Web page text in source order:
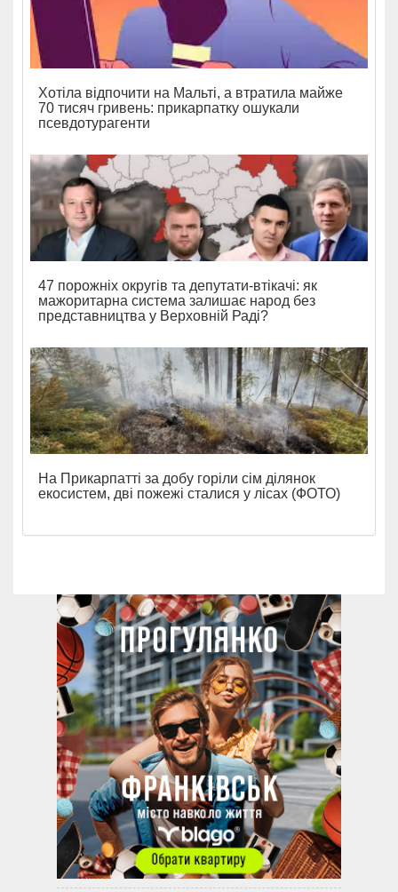
Хотіла відпочити на Мальті, а втратила майже
70 тисяч гривень: прикарпатку ошукали
псевдотурагенти
47 порожніх округів та депутати-втікачі: як
мажоритарна система залишає народ без
представництва у Верховній Раді?
На Прикарпатті за добу горіли сім ділянок
екосистем, дві пожежі сталися у лісах (ФОТО)